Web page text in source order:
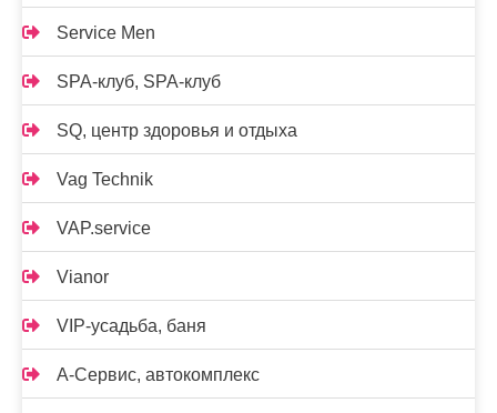
Service Men
SPA-клуб, SPA-клуб
SQ, центр здоровья и отдыха
Vag Technik
VAP.service
Vianor
VIP-усадьба, баня
А-Сервис, автокомплекс